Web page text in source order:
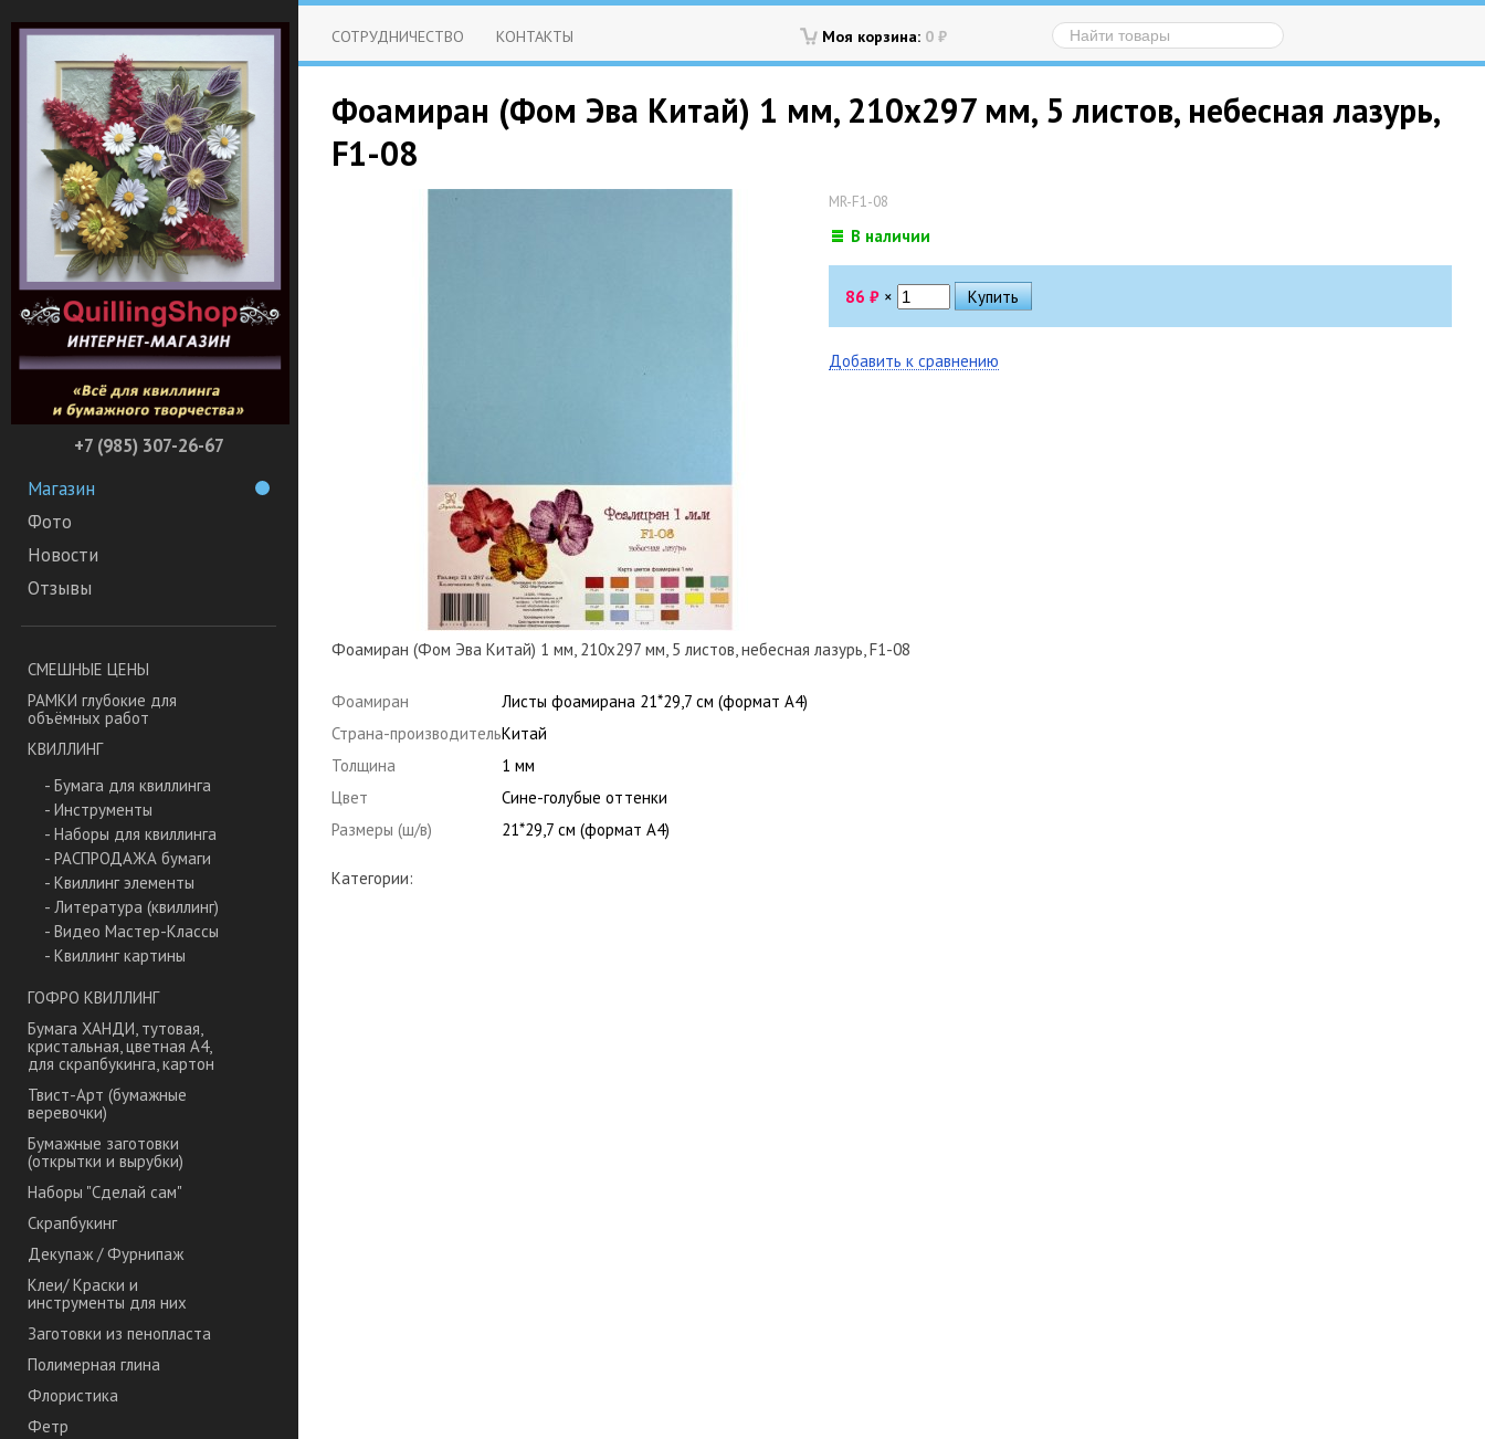
+7 (985) 307-26-67
Магазин
Фото
Новости
Отзывы
СМЕШНЫЕ ЦЕНЫ
РАМКИ глубокие для
объёмных работ
КВИЛЛИНГ
- Бумага для квиллинга
- Инструменты
- Наборы для квиллинга
- РАСПРОДАЖА бумаги
- Квиллинг элементы
- Литература (квиллинг)
- Видео Мастер-Классы
- Квиллинг картины
ГОФРО КВИЛЛИНГ
Бумага ХАНДИ, тутовая,
кристальная, цветная А4,
для скрапбукинга, картон
Твист-Арт (бумажные
веревочки)
Бумажные заготовки
(открытки и вырубки)
Наборы "Сделай сам"
Скрапбукинг
Декупаж / Фурнипаж
Клеи/ Краски и
инструменты для них
Заготовки из пенопласта
Полимерная глина
Флористика
Фетр
Моя корзина: 0 ₽
СОТРУДНИЧЕСТВО КОНТАКТЫ
Фоамиран (Фом Эва Китай) 1 мм, 210х297 мм, 5 листов, небесная лазурь,
F1-08
MR-F1-08
В наличии
86 ₽ ×
Добавить к сравнению
Фоамиран (Фом Эва Китай) 1 мм, 210х297 мм, 5 листов, небесная лазурь, F1-08
Фоамиран
Листы фоамирана 21*29,7 см (формат А4)
Страна-производительКитай
Толщина
1 мм
Цвет
Сине-голубые оттенки
Размеры (ш/в)
21*29,7 см (формат А4)
Категории: